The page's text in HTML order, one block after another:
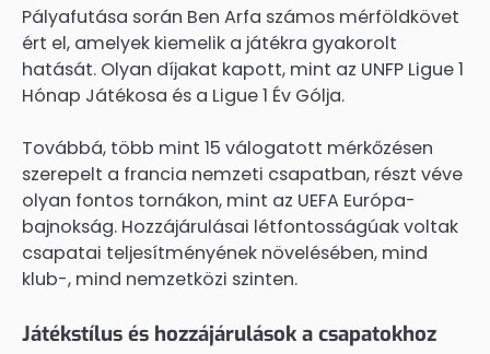
Pályafutása során Ben Arfa számos mérföldkövet
ért el, amelyek kiemelik a játékra gyakorolt
hatását. Olyan díjakat kapott, mint az UNFP Ligue 1
Hónap Játékosa és a Ligue 1 Év Gólja.
Továbbá, több mint 15 válogatott mérkőzésen
szerepelt a francia nemzeti csapatban, részt véve
olyan fontos tornákon, mint az UEFA Európa-
bajnokság. Hozzájárulásai létfontosságúak voltak
csapatai teljesítményének növelésében, mind
klub-, mind nemzetközi szinten.
Játékstílus és hozzájárulások a csapatokhoz